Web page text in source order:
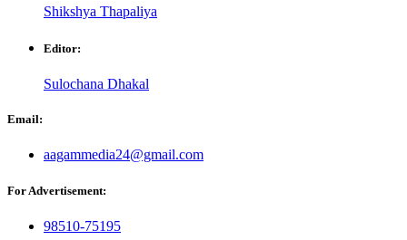
Shikshya Thapaliya
Editor:
Sulochana Dhakal
Email:
aagammedia24@gmail.com
For Advertisement:
98510-75195